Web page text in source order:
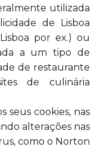
utilizada
de Lisboa
por ex.) ou
a um tipo de
de restaurante
de culinária
seus cookies, nas
alterações nas
como o Norton